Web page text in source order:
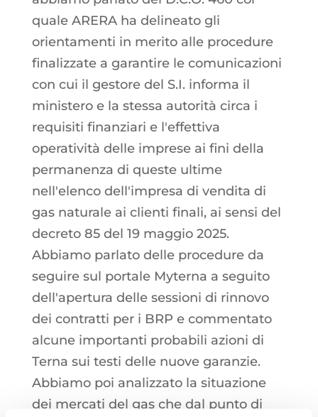
quale ARERA ha delineato gli
orientamenti in merito alle procedure
finalizzate a garantire le comunicazioni
con cui il gestore del S.I. informa il
ministero e la stessa autorità circa i
requisiti finanziari e l'effettiva
operatività delle imprese ai fini della
permanenza di queste ultime
nell'elenco dell'impresa di vendita di
gas naturale ai clienti finali, ai sensi del
decreto 85 del 19 maggio 2025.
Abbiamo parlato delle procedure da
seguire sul portale Myterna a seguito
dell'apertura delle sessioni di rinnovo
dei contratti per i BRP e commentato
alcune importanti probabili azioni di
Terna sui testi delle nuove garanzie.
Abbiamo poi analizzato la situazione
dei mercati del gas che dal punto di